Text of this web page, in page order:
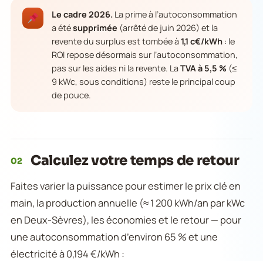
Le cadre 2026. La prime à l’autoconsommation
a étésupprimée (arrêté de juin 2026) et la
revente du surplus est tombée à1,1 c€/kWh : le
ROI repose désormais sur l’autoconsommation,
pas sur les aides ni la revente. LaTVA à 5,5 % (≤
9 kWc, sous conditions) reste le principal coup
de pouce.
02 Calculez votre temps de retour
Faites varier la puissance pour estimer le prix clé en
main, la production annuelle (≈ 1 200 kWh/an par kWc
en Deux-Sèvres), les économies et le retour — pour
une autoconsommation d’environ 65 % et une
électricité à 0,194 €/kWh :